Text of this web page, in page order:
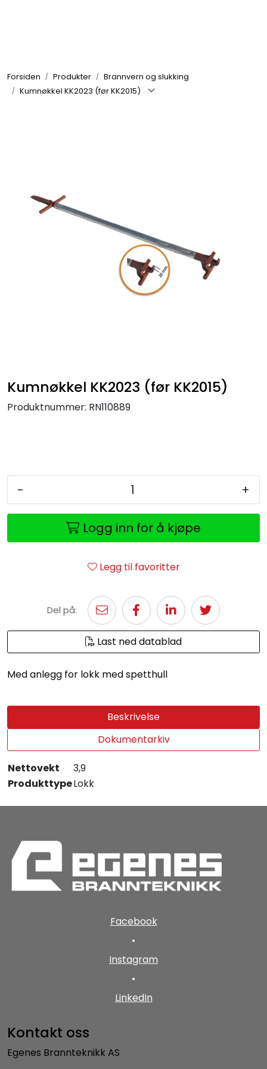
Forsiden Produkter
Brannvern og slukking
Kumnøkkel KK2023 (før KK2015)
Kumnøkkel KK2023 (før KK2015)
Produktnummer: RN110889
- +
Logg inn for å kjøpe
Legg til favoritter
Del på:
Last ned datablad
Med anlegg for lokk med spetthull
Beskrivelse
Dokumentarkiv
Nettovekt
3,9
ProdukttypeLokk
Facebook
•
Instagram
•
LinkedIn
Kontakt oss
Egenes Brannteknikk AS
Produkter
Kvalitet og miljø